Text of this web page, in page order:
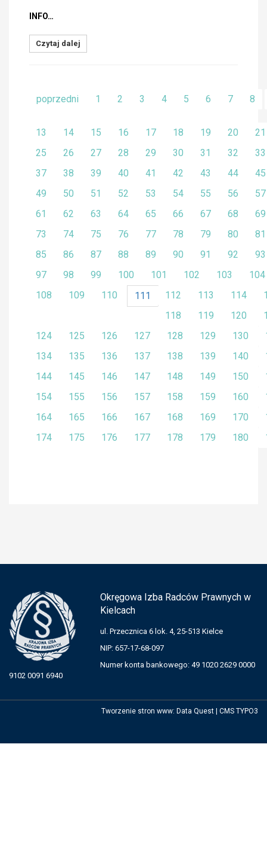
INFO…
Czytaj dalej
poprzedni 1 2 3 4 5 6 7 8
13 14 15 16 17 18 19 20
21
25
26 27 28 29 30 31 32
33
37
38 39 40 41 42 43 44
45
49
50 51 52 53 54 55 56
57
61
62 63 64 65 66 67 68
69
73
74 75 76 77 78 79 80
81
85
86 87 88 89 90 91 92
93
97
98 99 100 101 102 103
104
108
109 110 111 112 113 114
118
119 120
124
125 126 127 128 129 130
134
135 136 137 138 139 140
144
145 146 147 148 149 150
154
155 156 157 158 159 160
164
165 166 167 168 169 170
174
175 176 177 178 179 180
Okręgowa Izba Radców Prawnych w
Kielcach
ul. Przecznica 6 lok. 4, 25-513 Kielce
NIP: 657-17-68-097
Numer konta bankowego: 49 1020 2629 0000
9102 0091 6940
Tworzenie stron www: Data Quest CMS TYPO3